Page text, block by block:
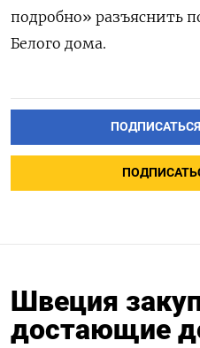
подробно» разъяснить
Белого дома.
Швеция
достающие